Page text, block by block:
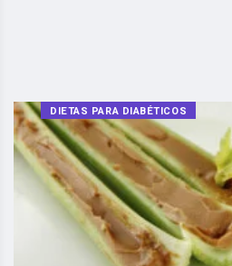
DIETAS PARA DIABÉTICOS